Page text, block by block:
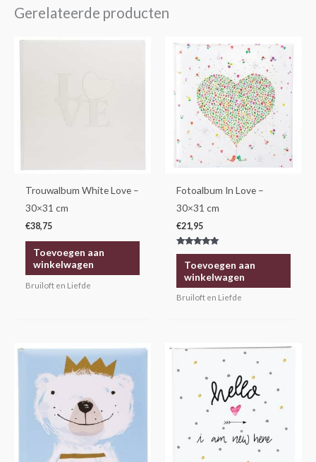
Gerelateerde producten
Trouwalbum White Love –
30×31 cm
€38,75
Toevoegen aan
winkelwagen
Bruiloft en Liefde
Fotoalbum In Love –
30×31 cm
€21,95
Gewaardeerd
5.00
uit 5Toevoegen aan
winkelwagen
Bruiloft en Liefde